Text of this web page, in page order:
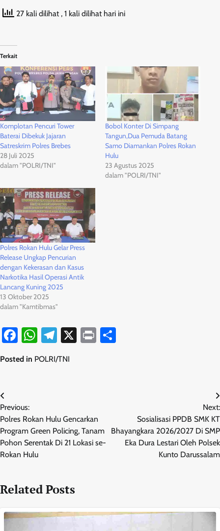
27 kali dilihat , 1 kali dilihat hari ini
Terkait
Komplotan Pencuri Tower
Baterai Dibekuk Jajaran
Satreskrim Polres Brebes
28 Juli 2025
dalam "POLRI/TNI"
Bobol Konter Di Simpang
Tangun,Dua Pemuda Batang
Samo Diamankan Polres Rokan
Hulu
23 Agustus 2025
dalam "POLRI/TNI"
Polres Rokan Hulu Gelar Press
Release Ungkap Pencurian
dengan Kekerasan dan Kasus
Narkotika Hasil Operasi Antik
Lancang Kuning 2025
13 Oktober 2025
dalam "Kamtibmas"
Facebook
WhatsApp
Telegram
X Print
Posted in POLRI/TNI
Navigasi
pos
Previous:
Polres Rokan Hulu Gencarkan
Program Green Policing, Tanam
Pohon Serentak Di 21 Lokasi se-
Rokan Hulu
Next:
Sosialisasi PPDB SMK KT
Bhayangkara 2026/2027 Di SMP
Eka Dura Lestari Oleh Polsek
Kunto Darussalam
Related Posts